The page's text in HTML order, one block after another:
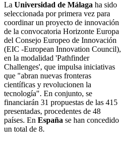
La Universidad de Málaga ha sido
seleccionada por primera vez para
coordinar un proyecto de innovación
de la convocatoria Horizonte Europa
del Consejo Europeo de Innovación
(EIC -European Innovation Council),
en la modalidad 'Pathfinder
Challenges', que impulsa iniciativas
que "abran nuevas fronteras
científicas y revolucionen la
tecnología". En conjunto, se
financiarán 31 propuestas de las 415
presentadas, procedentes de 48
países. En España se han concedido
un total de 8.